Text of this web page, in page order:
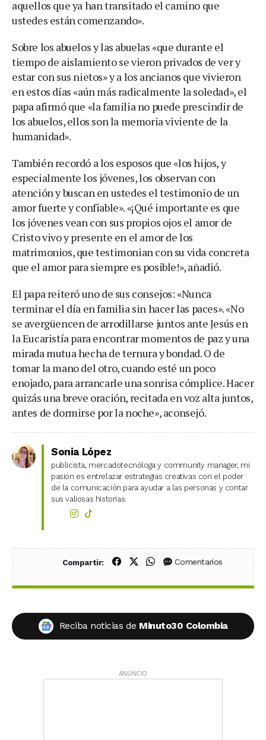
aquellos que ya han transitado el camino que
ustedes están comenzando».
Sobre los abuelos y las abuelas «que durante el
tiempo de aislamiento se vieron privados de ver y
estar con sus nietos» y a los ancianos que vivieron
en estos días «aún más radicalmente la soledad», el
papa afirmó que «la familia no puede prescindir de
los abuelos, ellos son la memoria viviente de la
humanidad».
También recordó a los esposos que «los hijos, y
especialmente los jóvenes, los observan con
atención y buscan en ustedes el testimonio de un
amor fuerte y confiable». «¡Qué importante es que
los jóvenes vean con sus propios ojos el amor de
Cristo vivo y presente en el amor de los
matrimonios, que testimonian con su vida concreta
que el amor para siempre es posible!», añadió.
El papa reiteró uno de sus consejos: «Nunca
terminar el día en familia sin hacer las paces». «No
se avergüencen de arrodillarse juntos ante Jesús en
la Eucaristía para encontrar momentos de paz y una
mirada mutua hecha de ternura y bondad. O de
tomar la mano del otro, cuando esté un poco
enojado, para arrancarle una sonrisa cómplice. Hacer
quizás una breve oración, recitada en voz alta juntos,
antes de dormirse por la noche», aconsejó.
Sonia López
publicista, mercadotecnóloga y community manager, mi
pasión es entrelazar estrategias creativas con el poder
de la comunicación para ayudar a las personas y contar
sus valiosas historias.
Compartir: Compartir en Facebook
Compartir en X (Twitter)
Compartir en WhatsApp
Comentarios
Reciba noticias de Minuto30 Colombia
ANUNCIO